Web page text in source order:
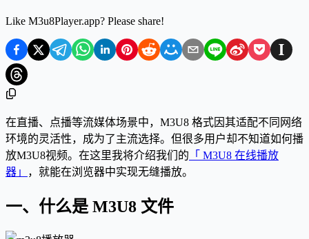
Like M3u8Player.app? Please share!
在直播、点播等流媒体场景中，M3U8 格式因其适配不同网络
环境的灵活性，成为了主流选择。但很多用户却不知道如何播
放M3U8视频。在这里我将介绍我们的 「 M3U8 在线播放
器」
，就能在浏览器中实现无缝播放。
一、什么是 M3U8 文件